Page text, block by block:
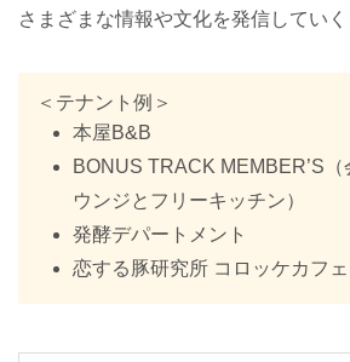
さまざまな情報や文化を発信していく
＜テナント例＞
本屋B&B
BONUS TRACK MEMBER’S
ウンジとフリーキッチン）
発酵デパートメント
恋する豚研究所 コロッケカフェ